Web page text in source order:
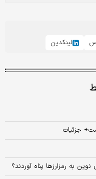
لینکدین
جزئیات
به رمزارزها پناه آوردند؟